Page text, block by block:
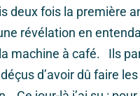
deux fois la première
révélation en
machine à café. Ils
d’avoir dû faire